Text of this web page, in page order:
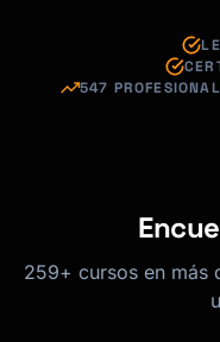
547
259+ cursos en más